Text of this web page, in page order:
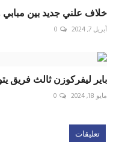
خلاف علني جديد بين
أبريل 7, 2024 0
باير ليفركوزن ثالث فريق
مايو 18, 2024 0
تعليقات